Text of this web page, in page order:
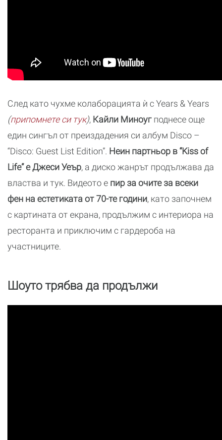
След като чухме колаборацията ѝ с Years & Years
(припомнете си тук), Кайли Миноуг поднесе още
един сингъл от преиздадения си албум Disco –
“Disco: Guest List Edition”. Неин партньор в “Kiss of
Life” e Джеси Уеър, а диско жанрът продължава да
властва и тук. Видеото е пир за очите за всеки
фен на естетиката от 70-те години, като започнем
с картината от екрана, продължим с интериора на
ресторанта и приключим с гардероба на
участниците.
Шоуто трябва да продължи